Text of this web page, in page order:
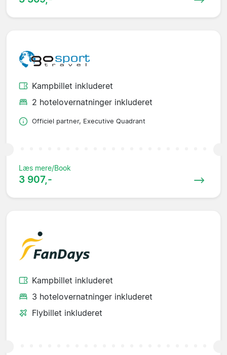
Kampbillet inkluderet
2 hotelovernatninger inkluderet
Officiel partner, Executive Quadrant
Læs mere/Book
3 907,-
Kampbillet inkluderet
3 hotelovernatninger inkluderet
Flybillet inkluderet